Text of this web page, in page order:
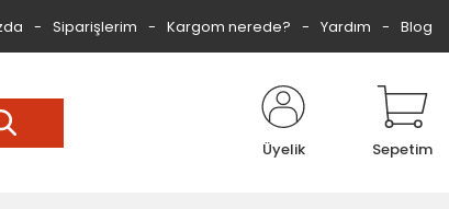
Siparişlerim Kargom nerede? Yardım Blog
Üyelik Sepetim